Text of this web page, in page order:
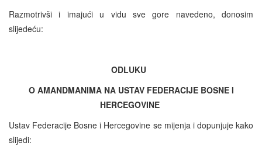
Razmotrivši i imajući u vidu sve gore navedeno, donosim
slijedeću:
ODLUKU
O AMANDMANIMA NA USTAV FEDERACIJE BOSNE I
HERCEGOVINE
Ustav Federacije Bosne i Hercegovine se mijenja i dopunjuje kako
slijedi: